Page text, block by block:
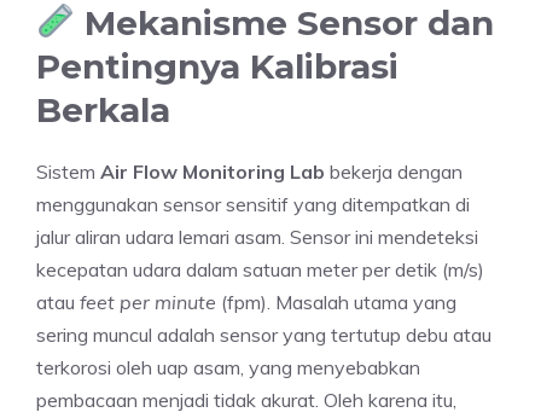
Mekanisme Sensor dan
Pentingnya Kalibrasi
Berkala
Sistem Air Flow Monitoring Lab bekerja dengan
menggunakan sensor sensitif yang ditempatkan di
jalur aliran udara lemari asam. Sensor ini mendeteksi
kecepatan udara dalam satuan meter per detik (m/s)
atau feet per minute (fpm). Masalah utama yang
sering muncul adalah sensor yang tertutup debu atau
terkorosi oleh uap asam, yang menyebabkan
pembacaan menjadi tidak akurat. Oleh karena itu,